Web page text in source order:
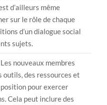
d’ailleurs même
sur le rôle de chaque
d’un dialogue social
sujets.
nouveaux membres
des ressources et
pour exercer
Cela peut inclure des